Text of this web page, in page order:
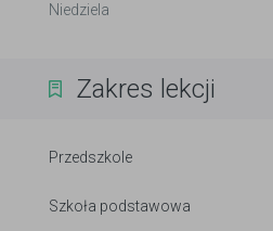
Niedziela
Zakres lekcji
Przedszkole
Szkoła podstawowa